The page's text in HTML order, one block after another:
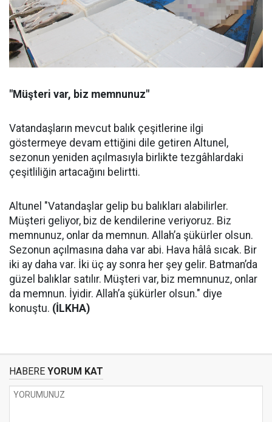
"Müşteri var, biz memnunuz"
Vatandaşların mevcut balık çeşitlerine ilgi
göstermeye devam ettiğini dile getiren Altunel,
sezonun yeniden açılmasıyla birlikte tezgâhlardaki
çeşitliliğin artacağını belirtti.
Altunel "Vatandaşlar gelip bu balıkları alabilirler.
Müşteri geliyor, biz de kendilerine veriyoruz. Biz
memnunuz, onlar da memnun. Allah’a şükürler olsun.
Sezonun açılmasına daha var abi. Hava hâlâ sıcak. Bir
iki ay daha var. İki üç ay sonra her şey gelir. Batman’da
güzel balıklar satılır. Müşteri var, biz memnunuz, onlar
da memnun. İyidir. Allah’a şükürler olsun." diye
konuştu. (İLKHA)
HABERE YORUM KAT